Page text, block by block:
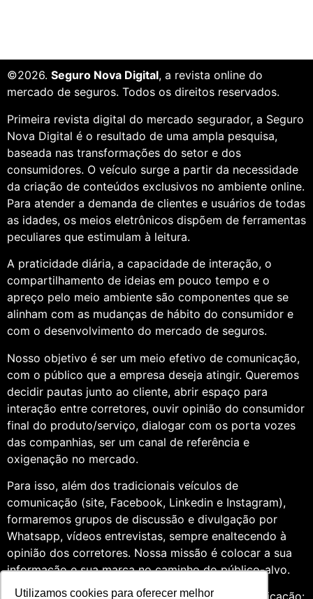
Utilizamos cookies para oferecer melhor
©2026. Seguro Nova Digital, a revista online do
mercado de seguros. Todos os direitos reservados.
Primeira revista digital do mercado segurador, a Seguro
Nova Digital é o resultado de uma ampla pesquisa,
baseada nas transformações do setor e dos
consumidores. O veículo surge a partir da necessidade
da criação de conteúdos exclusivos no ambiente online.
Para atender a demanda de clientes e usuários de todas
as idades, os meios eletrônicos dispõem de ferramentas
peculiares que estimulam à leitura.
A praticidade diária, a capacidade de interação, o
compartilhamento de ideias em pouco tempo e o
apreço pelo meio ambiente são componentes que se
alinham com as mudanças de hábito do consumidor e
com o desenvolvimento do mercado de seguros.
Nosso objetivo é ser um meio efetivo de comunicação,
com o público que a empresa deseja atingir. Queremos
decidir pautas junto ao cliente, abrir espaço para
interação entre corretores, ouvir opinião do consumidor
final do produto/serviço, dialogar com os porta vozes
das companhias, ser um canal de referência e
oxigenação no mercado.
Para isso, além dos tradicionais veículos de
comunicação (site, Facebook, Linkedin e Instagram),
formaremos grupos de discussão e divulgação por
Whatsapp, vídeos entrevistas, sempre enaltecendo à
opinião dos corretores. Nossa missão é colocar a sua
informação e sua marca no caminho do público-alvo.